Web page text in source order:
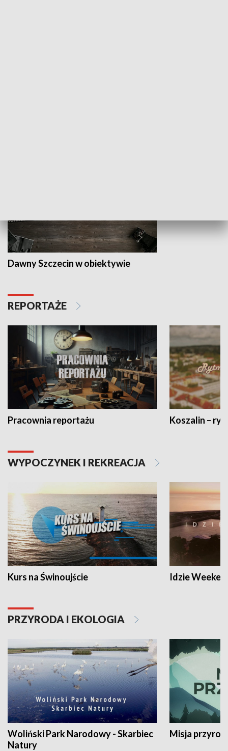
Dawny Szczecin w obiektywie
REPORTAŻE
Pracownia reportażu Koszalin –
WYPOCZYNEK I REKREACJA
Kurs na Świnoujście Idzie
PRZYRODA I EKOLOGIA
Woliński Park Narodowy - Skarbiec
Natury
Misja